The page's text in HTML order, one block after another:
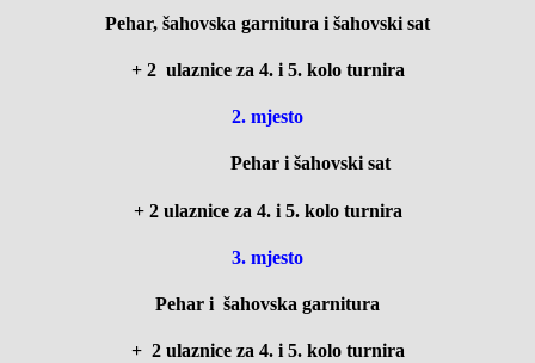
Pehar, šahovska garnitura i šahovski sat
+ 2 ulaznice za 4. i 5. kolo turnira
2. mjesto
Pehar i šahovski sat
+ 2 ulaznice za 4. i 5. kolo turnira
3. mjesto
Pehar i šahovska garnitura
+ 2 ulaznice za 4. i 5. kolo turnira